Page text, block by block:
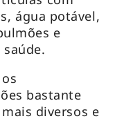
água potável,
e
bastante
diversos e